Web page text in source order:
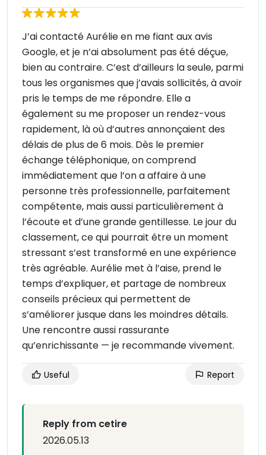
J’ai contacté Aurélie en me fiant aux avis
Google, et je n’ai absolument pas été déçue,
bien au contraire. C’est d’ailleurs la seule, parmi
tous les organismes que j’avais sollicités, à avoir
pris le temps de me répondre. Elle a
également su me proposer un rendez-vous
rapidement, là où d’autres annonçaient des
délais de plus de 6 mois. Dès le premier
échange téléphonique, on comprend
immédiatement que l’on a affaire à une
personne très professionnelle, parfaitement
compétente, mais aussi particulièrement à
l’écoute et d’une grande gentillesse. Le jour du
classement, ce qui pourrait être un moment
stressant s’est transformé en une expérience
très agréable. Aurélie met à l’aise, prend le
temps d’expliquer, et partage de nombreux
conseils précieux qui permettent de
s’améliorer jusque dans les moindres détails.
Une rencontre aussi rassurante
qu’enrichissante — je recommande vivement.
Useful Report
Reply from cetire
2026.05.13